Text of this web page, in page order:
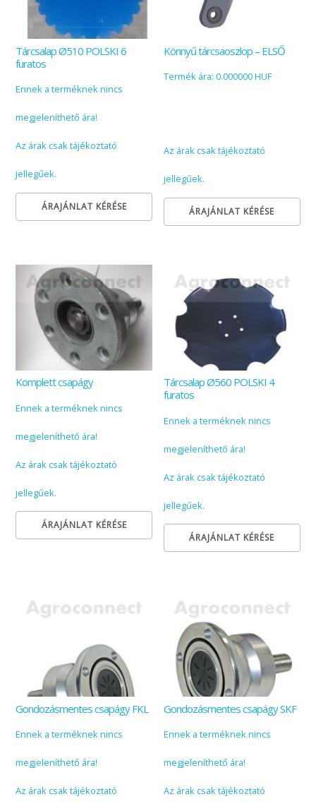
Tárcsalap Ø510 POLSKI 6
furatos
Ennek a terméknek nincs
megjeleníthető ára!
Az árak csak tájékoztató
jellegűek.
ÁRAJÁNLAT KÉRÉSE
Könnyű tárcsaoszlop – ELSŐ
Termék ára: 0.000000 HUF
Az árak csak tájékoztató
jellegűek.
ÁRAJÁNLAT KÉRÉSE
Komplett csapágy
Ennek a terméknek nincs
megjeleníthető ára!
Az árak csak tájékoztató
jellegűek.
ÁRAJÁNLAT KÉRÉSE
Tárcsalap Ø560 POLSKI 4
furatos
Ennek a terméknek nincs
megjeleníthető ára!
Az árak csak tájékoztató
jellegűek.
ÁRAJÁNLAT KÉRÉSE
Gondozásmentes csapágy FKL
Ennek a terméknek nincs
megjeleníthető ára!
Az árak csak tájékoztató
Gondozásmentes csapágy SKF
Ennek a terméknek nincs
megjeleníthető ára!
Az árak csak tájékoztató